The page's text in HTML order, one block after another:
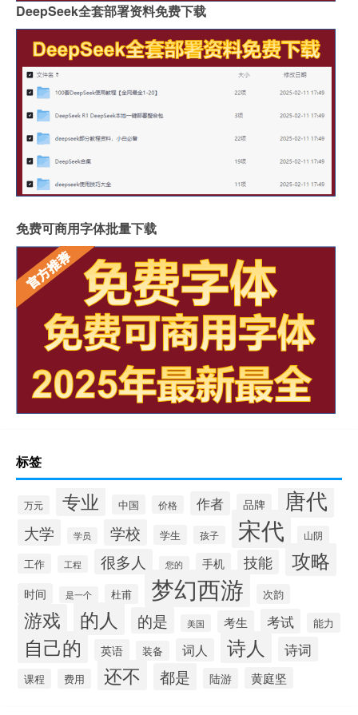
DeepSeek全套部署资料免费下载
免费可商用字体批量下载
标签
万元 专业 中国 价格 作者 品牌 唐代
大学 学员 学校 学生 孩子 宋代 山阴
工作 工程 很多人 您的 手机 技能 攻略
时间 是一个 杜甫 梦幻西游 次韵
游戏 的人 的是 美国 考生 考试 能力
自己的 英语 装备 词人 诗人 诗词
课程 费用 还不 都是 陆游 黄庭坚